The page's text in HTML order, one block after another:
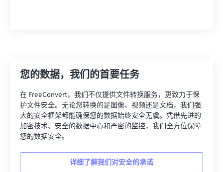
您的数据，我们的首要任务
在 FreeConvert，我们不仅提供文件转换服务，更致力于保
护文件安全。无论您转换的是图像、视频还是文档，我们强
大的安全框架都能确保您的数据始终安全无虞。凭借先进的
加密技术、安全的数据中心和严密的监控，我们全方位保障
您的数据安全。
详细了解我们对安全的承诺